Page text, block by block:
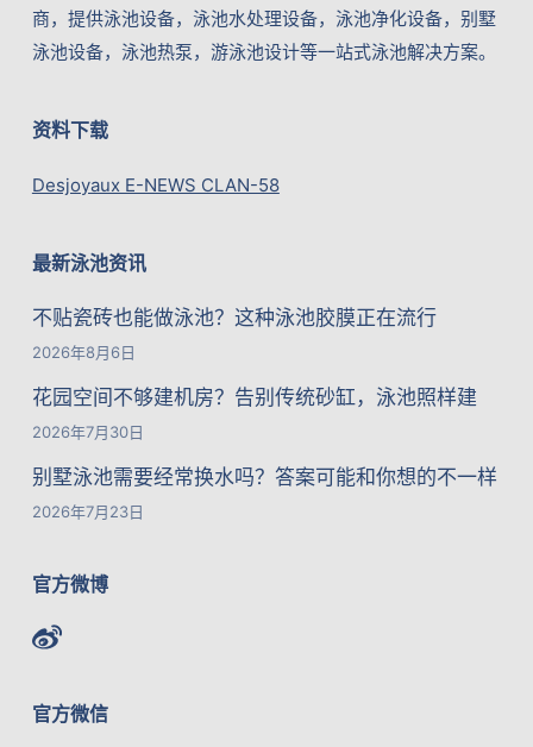
商，提供泳池设备，泳池水处理设备，泳池净化设备，别墅
泳池设备，泳池热泵，游泳池设计等一站式泳池解决方案。
资料下载
Desjoyaux E-NEWS CLAN-58
最新泳池资讯
不贴瓷砖也能做泳池？这种泳池胶膜正在流行
2026年8月6日
花园空间不够建机房？告别传统砂缸，泳池照样建
2026年7月30日
别墅泳池需要经常换水吗？答案可能和你想的不一样
2026年7月23日
官方微博
官方微信